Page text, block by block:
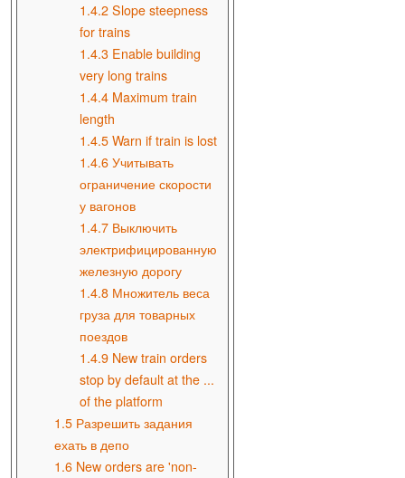
1.4.2 Slope steepness
for trains
1.4.3 Enable building
very long trains
1.4.4 Maximum train
length
1.4.5 Warn if train is lost
1.4.6 Учитывать
ограничение скорости
у вагонов
1.4.7 Выключить
электрифицированную
железную дорогу
1.4.8 Множитель веса
груза для товарных
поездов
1.4.9 New train orders
stop by default at the ...
of the platform
1.5 Разрешить задания
ехать в депо
1.6 New orders are 'non-